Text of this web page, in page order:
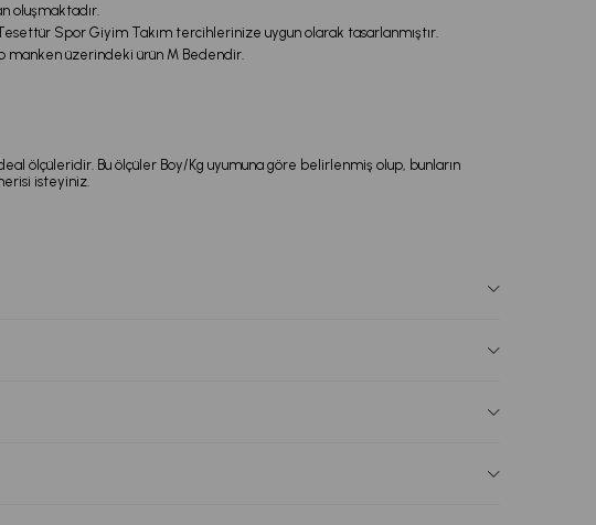
oluşmaktadır.
Spor Giyim Takım tercihlerinize uygun olarak tasarlanmıştır.
manken üzerindeki ürün M Bedendir.
ölçüleridir. Bu ölçüler Boy/Kg uyumuna göre belirlenmiş olup, bunların
isteyiniz.